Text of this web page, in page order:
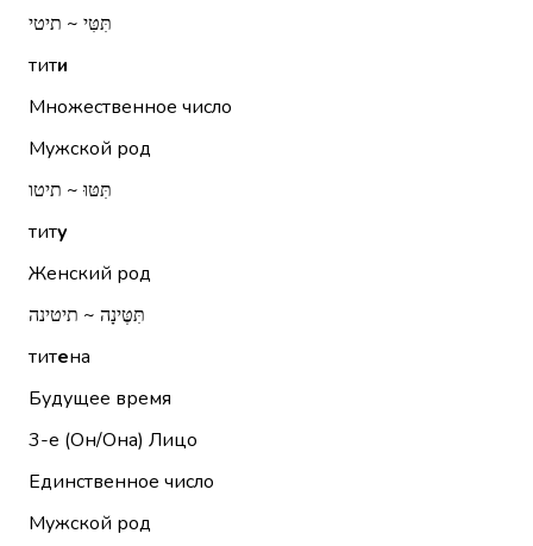
תִּטִּי ~ תיטי
тити
Множественное число
Мужской род
תִּטּוּ ~ תיטו
титу
Женский род
תִּטֶּינָה ~ תיטינה
титена
Будущее время
3-е (Он/Она) Лицо
Единственное число
Мужской род